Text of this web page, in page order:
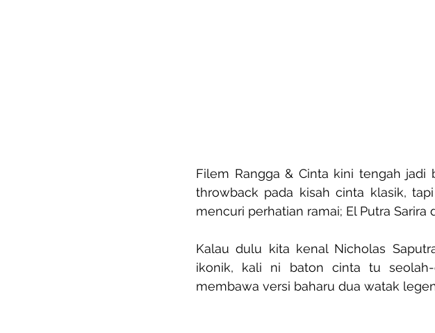
Filem Rangga & Cinta kini tengah jadi
throwback pada kisah cinta klasik,
mencuri perhatian ramai; El Putra Sarira
Kalau dulu kita kenal Nicholas
ikonik, kali ni baton cinta tu
membawa versi baharu dua watak